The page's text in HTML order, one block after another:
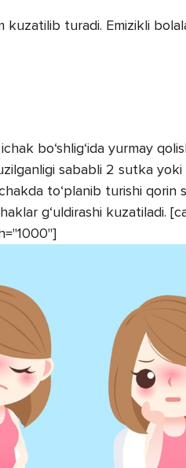
kuzatilib turadi. Emizikli
bo‘shlig‘ida yurmay
sababli 2 sutka yoki
to‘planib turishi qorin
g‘uldirashi kuzatiladi.